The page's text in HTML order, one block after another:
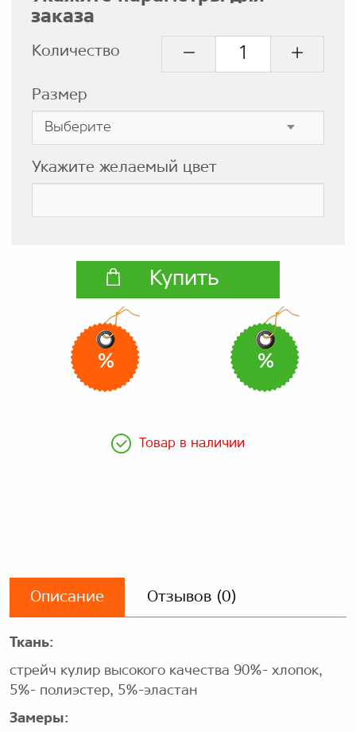
заказа
Количество
Размер
Укажите желаемый цвет
Купить
% %
Товар в наличии
Описание Отзывов (0)
Ткань:
стрейч кулир высокого качества 90%- хлопок,
5%- полиэстер, 5%-эластан
Замеры: